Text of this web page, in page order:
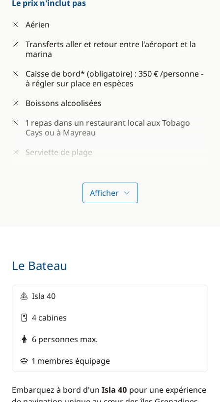
Le prix n'inclut pas
Aérien
Transferts aller et retour entre l'aéroport et la
marina
Caisse de bord* (obligatoire) : 350 € /personne -
à régler sur place en espèces
Boissons alcoolisées
1 repas dans un restaurant local aux Tobago
Cays ou à Mayreau
Serviette de plage
vous n'en avez pas : 25 € /personne
Réduction si vous réservez 1 cabine pour 2
*La caisse de bord inclut
carburant, les taxes de navigation et les frais de
équitablement entre les participants en cas de
Afficher
Le Bateau
Isla 40
4 cabines
6 personnes max.
1 membres équipage
Embarquez à bord d'un Isla 40 pour une expérience